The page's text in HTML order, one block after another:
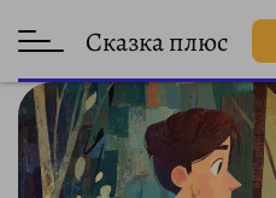
Сказка плюс